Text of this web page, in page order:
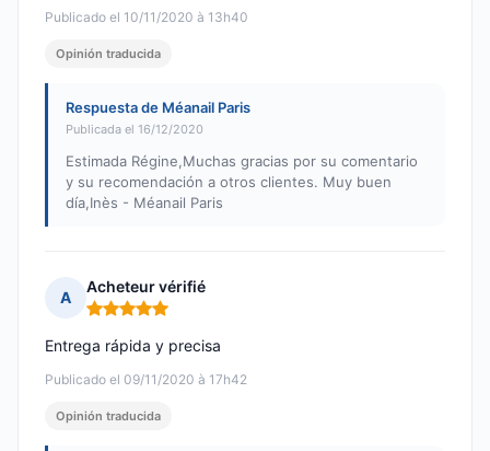
Publicado el 10/11/2020 à 13h40
Opinión traducida
Respuesta de Méanail Paris
Publicada el 16/12/2020
Estimada Régine,Muchas gracias por su comentario
y su recomendación a otros clientes. Muy buen
día,Inès - Méanail Paris
A
Acheteur vérifié
Nota: 5 de 5
Publicado el 09/11/2020 à 17h42
Entrega rápida y precisa
Opinión traducida